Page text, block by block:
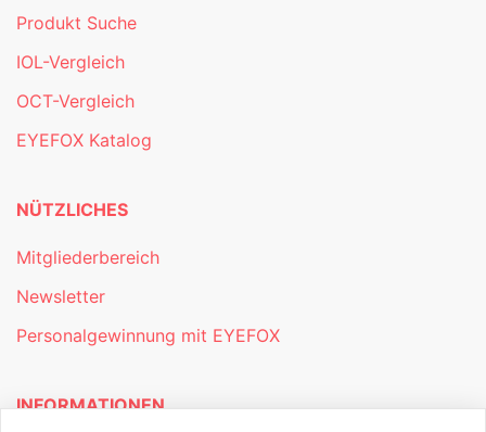
Produkt Suche
IOL-Vergleich
OCT-Vergleich
EYEFOX Katalog
NÜTZLICHES
Mitgliederbereich
Newsletter
Personalgewinnung mit EYEFOX
INFORMATIONEN